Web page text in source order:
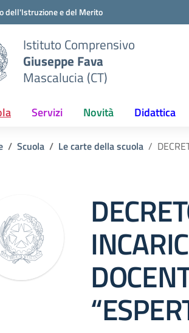
dell'Istruzione e del Merito
Istituto Comprensivo
Giuseppe Fava
Mascalucia (CT)
Servizi Novità Didattica
Scuola Le carte della scuola